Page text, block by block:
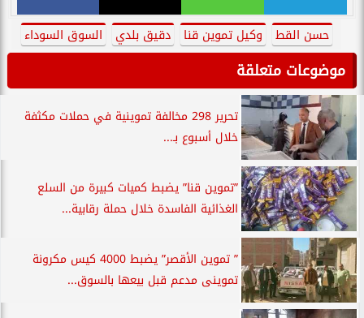
حسن القط وكيل تموين قنا دقيق بلدي السوق السوداء
موضوعات متعلقة
تحرير 298 مخالفة تموينية في حملات مكثفة
خلال أسبوع بـ...
”تموين قنا” يضبط كميات كبيرة من السلع
الغذائية الفاسدة خلال حملة رقابية...
” تموين الأقصر” يضبط 4000 كيس مكرونة
تموينى مدعم قبل بيعها بالسوق...